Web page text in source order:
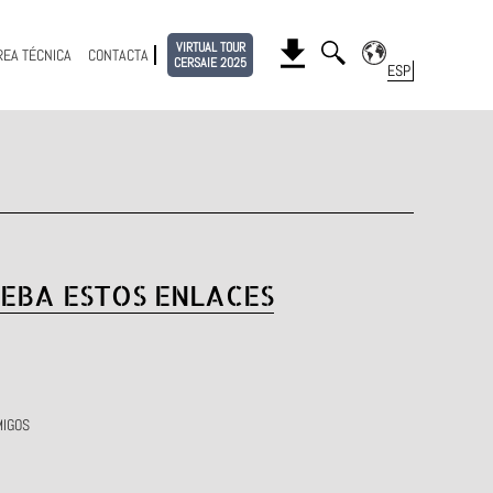
TÉCNICA CONTACTA
VIRTUAL TOUR
CERSAIE 2025
ESTOS ENLACES